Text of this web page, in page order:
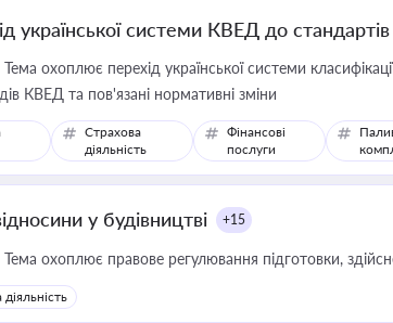
української системи КВЕД до
Тема охоплює перехід української системи
КВЕД та пов'язані нормативні зміни
Страхова
діяльність
Фінансові
послуги
у будівництві +15
Тема охоплює правове регулювання підготовки,
діяльність